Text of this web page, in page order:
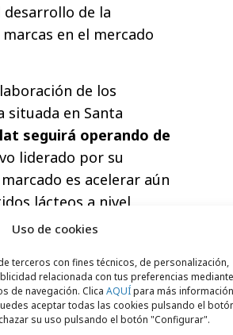
Uso de cookies
terceros con fines técnicos, de personalización,
relacionada con tus preferencias
de navegación. Clica AQUÍpara más información
aceptar todas las cookies pulsando el
su uso pulsando el botón "Configurar".
de la
en el mercado
de los
situada en Santa
seguirá operando de
liderado por su
es acelerar aún
lácteos a nivel
lo que supuso un
a 225 personas.
unplan de
resultados basado en